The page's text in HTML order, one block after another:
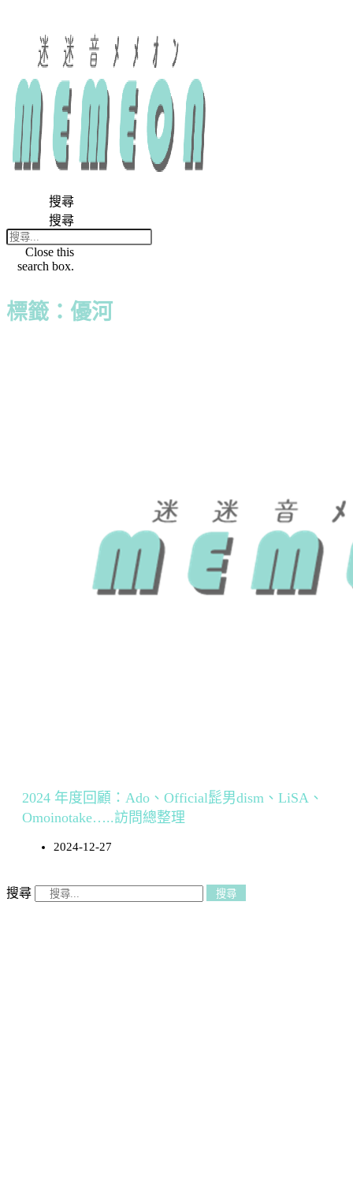
搜尋
搜尋
Close this
search box.
標籤：優河
2024 年度回顧：Ado、Official髭男dism、LiSA、
Omoinotake…..訪問總整理
2024-12-27
搜尋 搜尋